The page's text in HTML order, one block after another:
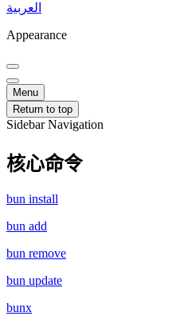
العربية
Appearance
Menu
Return to top
Sidebar Navigation
核心命令
bun install
bun add
bun remove
bun update
bunx